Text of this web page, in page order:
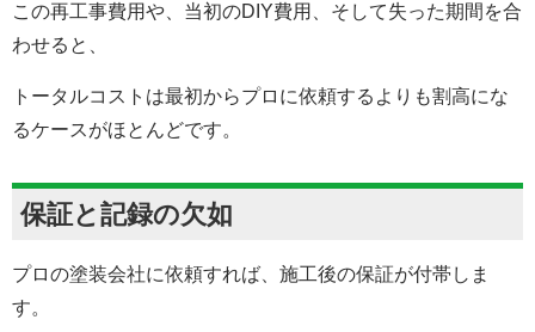
この再工事費用や、当初のDIY費用、そして失った期間を合
わせると、
トータルコストは最初からプロに依頼するよりも割高にな
るケースがほとんどです。
保証と記録の欠如
プロの塗装会社に依頼すれば、施工後の保証が付帯しま
す。